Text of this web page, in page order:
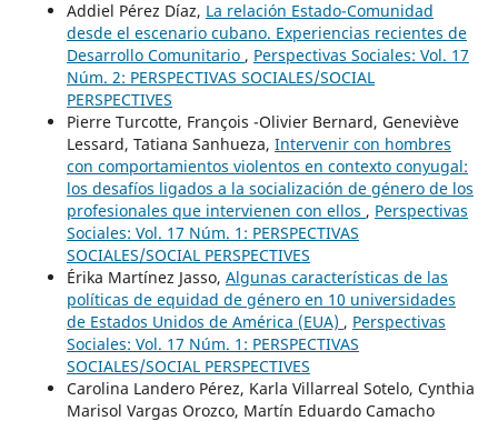
Addiel Pérez Díaz, La relación Estado-Comunidad
desde el escenario cubano. Experiencias recientes de
Desarrollo Comunitario , Perspectivas Sociales: Vol. 17
Núm. 2: PERSPECTIVAS SOCIALES/SOCIAL
PERSPECTIVES
Pierre Turcotte, François -Olivier Bernard, Geneviève
Lessard, Tatiana Sanhueza, Intervenir con hombres
con comportamientos violentos en contexto conyugal:
los desafíos ligados a la socialización de género de los
profesionales que intervienen con ellos , Perspectivas
Sociales: Vol. 17 Núm. 1: PERSPECTIVAS
SOCIALES/SOCIAL PERSPECTIVES
Érika Martínez Jasso, Algunas características de las
políticas de equidad de género en 10 universidades
de Estados Unidos de América (EUA) , Perspectivas
Sociales: Vol. 17 Núm. 1: PERSPECTIVAS
SOCIALES/SOCIAL PERSPECTIVES
Carolina Landero Pérez, Karla Villarreal Sotelo, Cynthia
Marisol Vargas Orozco, Martín Eduardo Camacho